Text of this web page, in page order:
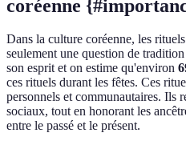
coréenne
Dans la culture coréenne, les
seulement une question de
son esprit et on estime qu'environ
ces rituels durant les fêtes. Ces
personnels et communautaires. Ils
sociaux, tout en honorant les
entre le passé et le présent.